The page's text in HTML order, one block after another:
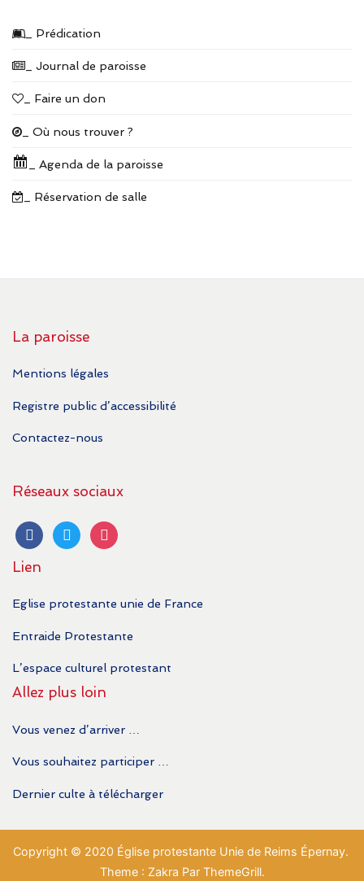
_ Prédication
_ Journal de paroisse
_ Faire un don
_ Où nous trouver ?
_ Agenda de la paroisse
_ Réservation de salle
La paroisse
Mentions légales
Registre public d’accessibilité
Contactez-nous
Réseaux sociaux
facebooktwitter instagram
Lien
Eglise protestante unie de France
Entraide Protestante
L’espace culturel protestant
Allez plus loin
Vous venez d’arriver …
Vous souhaitez participer …
Dernier culte à télécharger
Copyright © 2020 Église protestante Unie de Reims Épernay.
Theme : Zakra Par ThemeGrill.